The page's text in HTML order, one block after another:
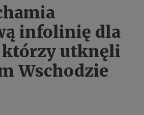
infolinię dla
którzy utknęli
Wschodzie